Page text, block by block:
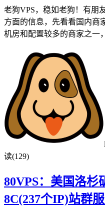
老狗VPS，稳如老狗！有朋
方面的信息，先看看国内商
机房和配置较多的商家之一
读(129)
80VPS：美国洛杉
8C(237个IP)站群